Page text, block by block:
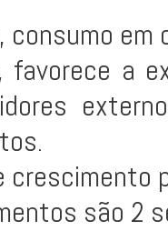
consumo em
favorece a
são 2